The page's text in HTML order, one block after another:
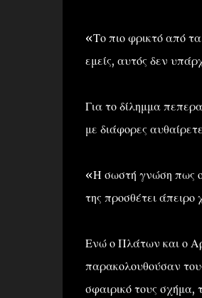
«Το πιο φρικτό από
εμείς, αυτός δεν
Για το δίλημμα
με διάφορες
«Η σωστή γνώση πως ο
της προσθέτει
Ενώ ο Πλάτων και ο
παρακολουθούσαν
σφαιρικό τους σχήμα,